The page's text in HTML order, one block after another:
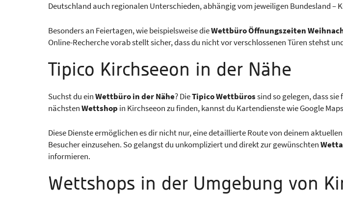
Deutschland auch regionalen Unterschieden, abhängig vom jeweiligen Bundesland –
Besonders an Feiertagen, wie beispielsweise dieWettbüro Öffnungszeiten
Online-Recherche vorab stellt sicher, dass du nicht vor verschlossenen Türen stehst
Tipico Kirchseeon in der Nähe
Suchst du einWettbüro in der Nähe? DieTipico Wettbürossind so gelegen, dass
nächstenWettshop in Kirchseeon zu finden, kannst du Kartendienste wie Google
Diese Dienste ermöglichen es dir nicht nur, eine detaillierte Route von deinem
Besucher einzusehen. So gelangst du unkompliziert und direkt zur gewünschten
informieren.
Wettshops in der Umgebung von